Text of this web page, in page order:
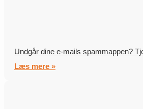
Undgår dine e-mails spammappen?
Læs mere »